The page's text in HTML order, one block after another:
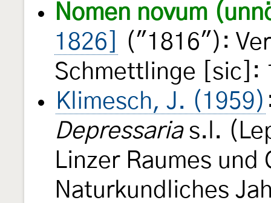
Nomen novum
1826]
("1816"):
Schmettlinge [sic]:
Klimesch, J. (1959)
Depressarias.l.
Linzer Raumes
Naturkundliches